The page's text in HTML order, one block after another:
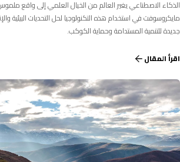
الذكاء الاصطناعي يغير العالم من الخيال العلمي إلى واقع
مايكروسوفت في استخدام هذه التكنولوجيا لحل التحديات البيئية
جديدة للتنمية المستدامة وحماية الكوكب.
اقرأ المقال